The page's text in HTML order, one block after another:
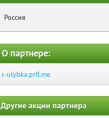
Россия
О партнере:
r-ulybka.prfl.me
Другие акции партнера